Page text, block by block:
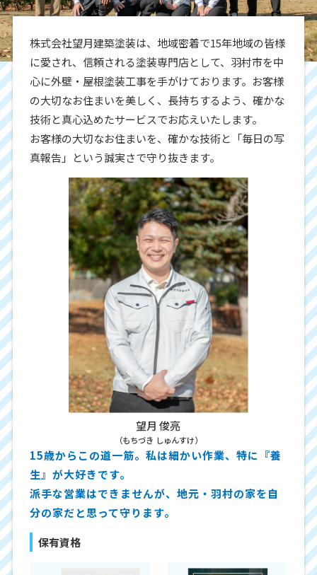
株式会社望月建築塗装は、地域密着で15年地域の皆様
に愛され、信頼される塗装専門店として、羽村市を中
心に外壁・屋根塗装工事を手がけております。お客様
の大切なお住まいを美しく、長持ちするよう、確かな
技術と真心込めたサービスでお応えいたします。
お客様の大切なお住まいを、確かな技術と「毎日の写
真報告」という誠実さで守り抜きます。
望月 俊亮
（もちづき しゅんすけ）
15歳からこの道一筋。私は細かい作業、特に『養
生』が大好きです。
派手な営業はできませんが、地元・羽村の家を自
分の家だと思って守ります。
保有資格